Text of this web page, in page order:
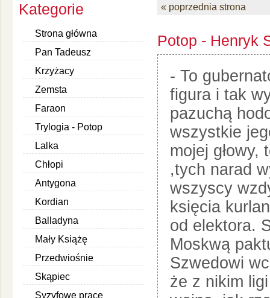
Kategorie
Strona główna
Pan Tadeusz
Krzyżacy
Zemsta
Faraon
Trylogia - Potop
Lalka
Chłopi
Antygona
Kordian
Balladyna
Mały Książę
Przedwiośnie
Skąpiec
Syzyfowe prace
« poprzednia strona
Potop - Henryk
- To
figura i tak
pazuchą
wszystkie
mojej
,tych narad
wszyscy
księcia
od elektora.
Moskwą
Szwedowi
że z nikim